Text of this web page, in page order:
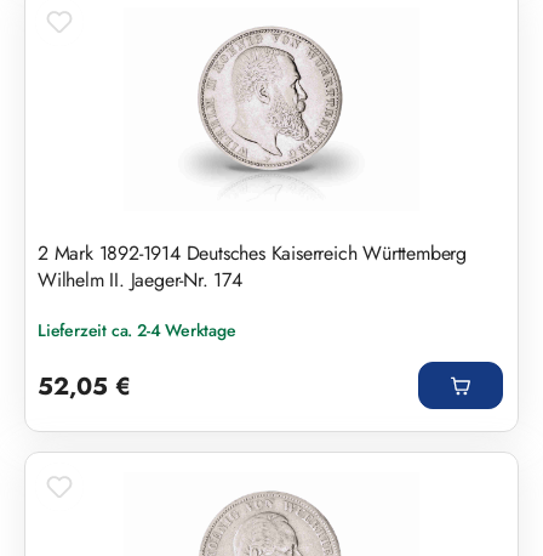
2 Mark 1892-1914 Deutsches Kaiserreich Württemberg
Wilhelm II. Jaeger-Nr. 174
Lieferzeit ca. 2-4 Werktage
52,05 €